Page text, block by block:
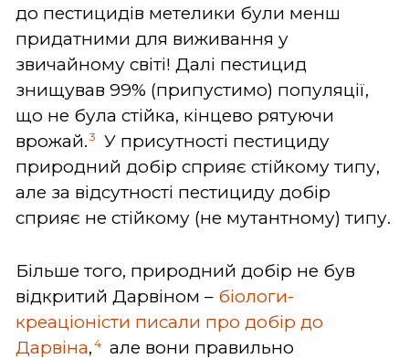
до пестицидів метелики були менш
придатними для виживання у
звичайному світі! Далі пестицид
знищував 99% (припустимо) популяції,
що не була стійка, кінцево рятуючи
врожай. 3
У присутності пестициду
природний добір сприяє стійкому типу,
але за відсутності пестициду добір
сприяє не стійкому (не мутантному) типу.
Більше того, природний добір не був
відкритий Дарвіном – біологи-
креаціоністи писали про добір до
Дарвіна, 4 але вони правильно